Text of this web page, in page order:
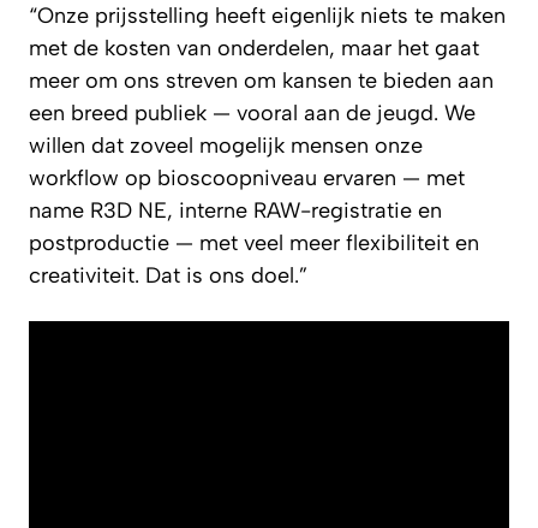
“Onze prijsstelling heeft eigenlijk niets te maken
met de kosten van onderdelen, maar het gaat
meer om ons streven om kansen te bieden aan
een breed publiek — vooral aan de jeugd. We
willen dat zoveel mogelijk mensen onze
workflow op bioscoopniveau ervaren — met
name R3D NE, interne RAW-registratie en
postproductie — met veel meer flexibiliteit en
creativiteit. Dat is ons doel.”